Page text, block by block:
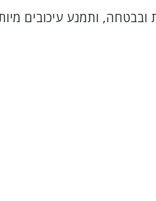
ותמנע עיכובים